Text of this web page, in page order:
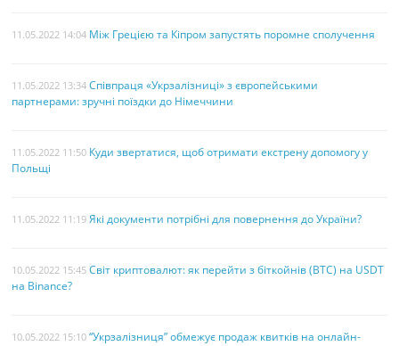
11.05.2022 14:04 Між Грецією та Кіпром запустять поромне сполучення
11.05.2022 13:34 Співпраця «Укрзалізниці» з європейськими
партнерами: зручні поїздки до Німеччини
11.05.2022 11:50 Куди звертатися, щоб отримати екстрену допомогу у
Польщі
11.05.2022 11:19 Які документи потрібні для повернення до України?
10.05.2022 15:45 Світ криптовалют: як перейти з біткойнів (BTC) на USDT
на Binance?
10.05.2022 15:10 “Укрзалізниця” обмежує продаж квитків на онлайн-